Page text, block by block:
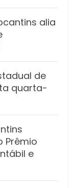
alia
de
quarta-
Prêmio
e